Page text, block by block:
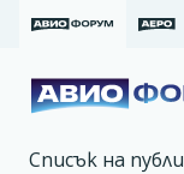
Списък на